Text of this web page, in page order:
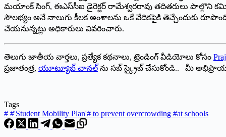
మయాంక్ సింగ్, ఈఎస్‌సీఐ డైరెక్టర్ రామేశ్వరరావు తదితరులు పాల్గొని
సౌలభ్యం అనే నాలుగు కీలక అంశాలను ఒకే వేదికపైకి తెచ్చేందుకు
చేయనున్నట్లు అధికారులు వివరించారు.
తెలుగు జాతీయ వార్తలు, ప్రత్యేక కథనాలు, ట్రెండింగ్ వీడియోలు కోసం
ప్రజాతంత్ర, యూట్యూబ్ చానల్ ను సబ్ స్క్రైబ్ చేసుకోండి.. మీ
Tags
# #'Student Mobility Plan'# to prevent overcrowding #at schools